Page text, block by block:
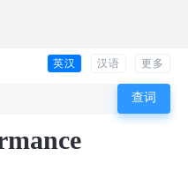
英汉 汉语 更多